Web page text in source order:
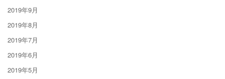
2019年9月
2019年8月
2019年7月
2019年6月
2019年5月